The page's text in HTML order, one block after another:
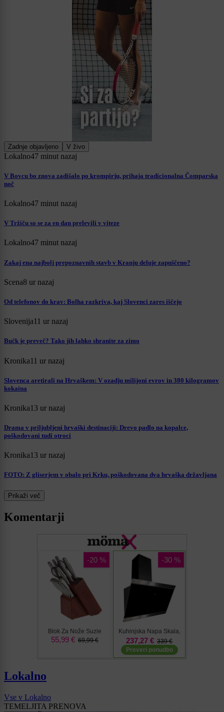
Zadnje objavljeno V živo
Lokalno47 minut nazaj
V Bovcu bo znova zadišalo po krompirju, prihaja tradicionalna Čomparska
noč
Lokalno47 minut nazaj
V Tržiču so se za en dan prelevili v viteze
Lokalno47 minut nazaj
Zakaj ena najbolj prepoznavnih stavb v Kranju deluje zapuščeno?
Scena8 ur nazaj
Od telefonov do krav: Bolha razkriva, kaj Slovenci zares iščejo
Slovenija11 ur nazaj
Bučk je preveč? Tako jih lahko shranite za zimo
Kronika11 ur nazaj
Slovenca aretirali na Hrvaškem: V ozadju milijoni evrov in 380 kilogramov
kokaina
Kronika13 ur nazaj
Drama v priljubljeni hrvaški destinaciji: Drevo padlo na kopalce,
poškodovani tudi otroci
Kronika13 ur nazaj
FOTO: Z gliserjem v obalo pri Krku, poškodovana dva hrvaška državljana
Prikaži več
Komentarji
Lokalno
Vse v Lokalno
TEMELJITA PRENOVA